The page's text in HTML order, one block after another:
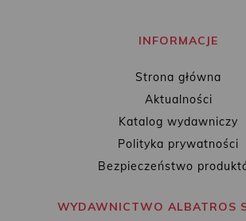
INFORMACJE
Strona główna
Aktualności
Katalog wydawniczy
Polityka prywatności
Bezpieczeństwo
WYDAWNICTWO ALBATROS